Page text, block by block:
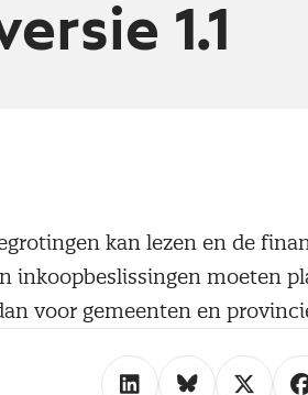
1.1
kan lezen en de
inkoopbeslissingen moeten
voor gemeenten en